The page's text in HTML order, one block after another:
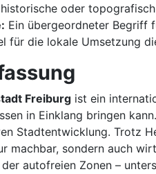
oder
Ein übergeordneter Begriff
für die lokale Umsetzung
Freiburg ist ein
in Einklang bringen
Stadtentwicklung. Trotz
machbar, sondern auch
autofreien Zonen –